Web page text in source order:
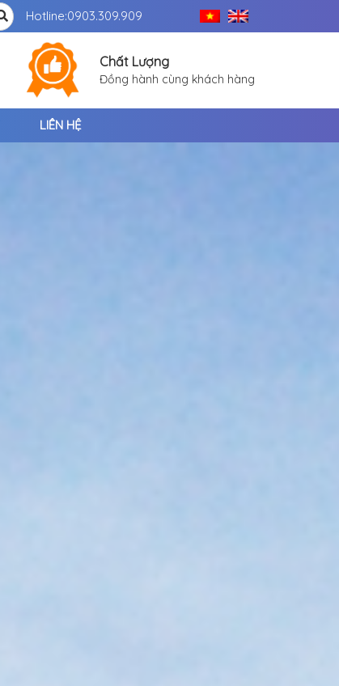
Hotline:0903.309.909
Chất Lượng
Đồng hành cùng khách hàng
LIÊN HỆ